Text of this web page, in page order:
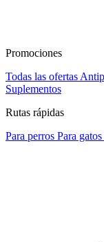
Promociones
Todas las ofertas
Suplementos
Rutas rápidas
Para perros Para gatos